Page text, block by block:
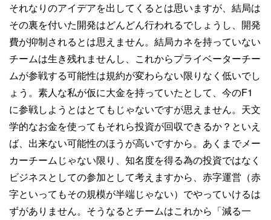
それなりのアイデアを出してくるとは思いますが、結局は
その裏を付いた開発はどんどん行われるでしょうし、開発
費が抑制されるとは思えません。結局カネを持っていない
チームは生き残れませんし、これからプライベーターチー
ムが参戦する可能性は規約が変わらない限りなく低いでし
ょう。素人な私が仮に大金を持っていたとして、今のF1
に参戦しようとはとてもじゃないですが思えません。天文
学的なお金を使ってもそれら投資が回収できるか？といえ
ば、出来ない可能性のほうが高いですから。あくまでメー
カーチームじゃない限り、知名度を得る為の投資ではなく
ビジネスとしての参加として考えますから、赤字運営（赤
字といってもその規模が半端じゃない）でやっていけるは
ずがありません。そうなるとチームはこれから「減る一